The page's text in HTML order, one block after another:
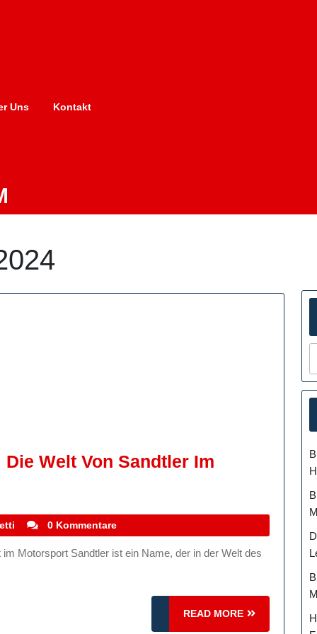
Uns Kontakt
Welt Von Sandtler Im
stefanocoletti
0 Kommentare
READ MORE
READ
MORE